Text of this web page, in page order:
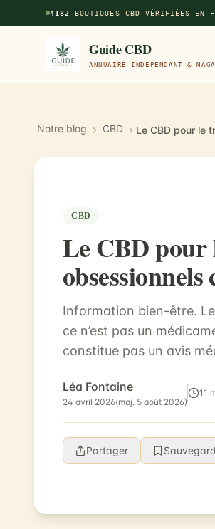
Aller au contenu principal
4182 BOUTIQUES CBD VÉRIFIÉES EN
Guide CBD
ANNUAIRE INDÉPENDANT &
Notre blog CBD
CBD
Le CBD pour
Information bien-être.
ce n’est pas un
constitue pas un avis
Léa Fontaine
24 avril 2026(maj. 5 août 2026)
11
Partager